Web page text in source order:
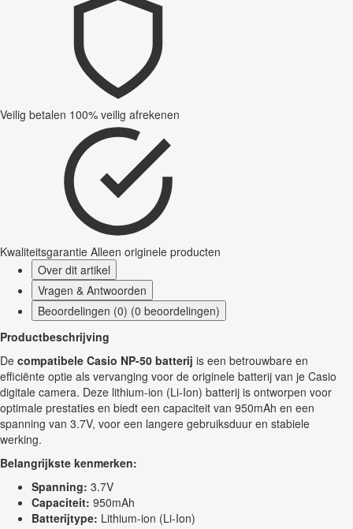
Veilig betalen 100% veilig afrekenen
Kwaliteitsgarantie Alleen originele producten
Over dit artikel
Vragen & Antwoorden
Beoordelingen (0) (0 beoordelingen)
Productbeschrijving
De compatibele Casio NP-50 batterij is een betrouwbare en
efficiënte optie als vervanging voor de originele batterij van je Casio
digitale camera. Deze lithium-ion (Li-Ion) batterij is ontworpen voor
optimale prestaties en biedt een capaciteit van 950mAh en een
spanning van 3.7V, voor een langere gebruiksduur en stabiele
werking.
Belangrijkste kenmerken:
Spanning: 3.7V
Capaciteit: 950mAh
Batterijtype: Lithium-ion (Li-Ion)